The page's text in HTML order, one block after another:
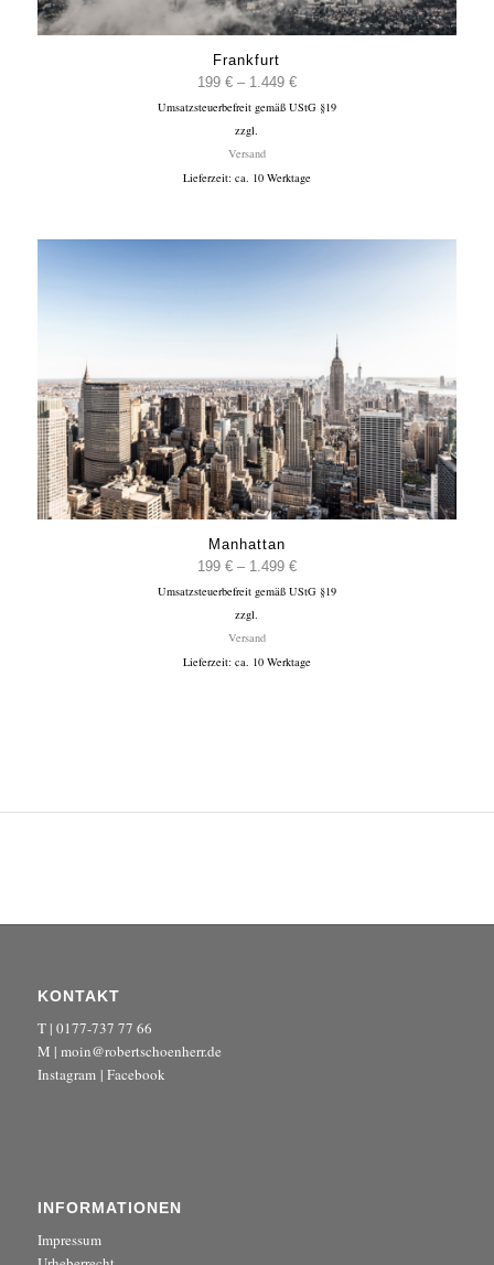
Frankfurt
199 € – 1.449 €Preisspanne:
199 €
Umsatzsteuerbefreit gemäß UStG §19
zzgl.
Versand
Lieferzeit: ca. 10 Werktage
Manhattan
199 € – 1.499 €Preisspanne:
199 €
Umsatzsteuerbefreit gemäß UStG §19
zzgl.
Versand
Lieferzeit: ca. 10 Werktage
KONTAKT
T | 0177-737 77 66
M | moin@robertschoenherr.de
Instagram| Facebook
INFORMATIONEN
Impressum